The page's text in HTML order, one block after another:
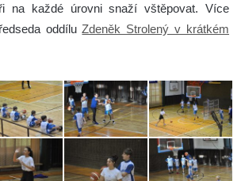
na každé úrovni snaží vštěpovat. Více
oddíluZdeněk Strolený v krátkém